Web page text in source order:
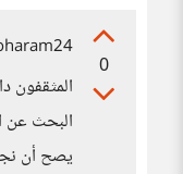
0
المثقفون
البحث عن
يصح أن